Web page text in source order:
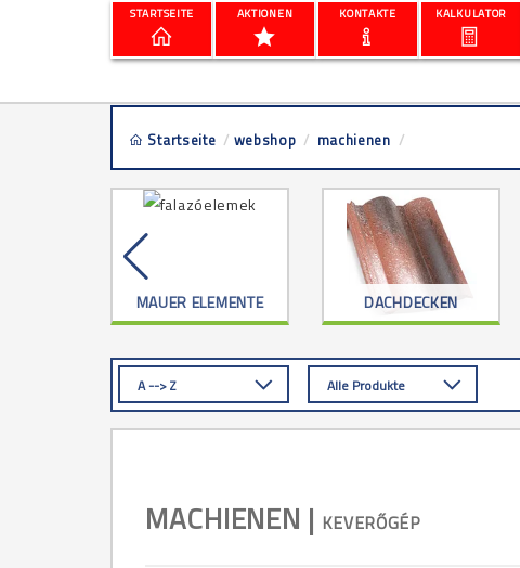
Startseite / webshop / machienen /
STARTSEITE AKTIONEN KONTAKTE KALKULATOR
MAUER ELEMENTE DACHDECKEN
A --> Z Alle Produkte
MACHIENEN | KEVERŐGÉP